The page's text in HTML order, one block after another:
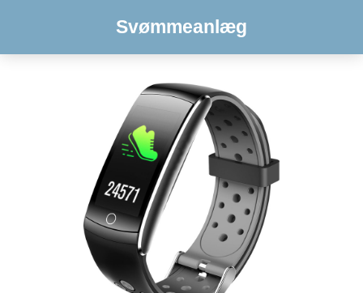
Svømmeanlæg